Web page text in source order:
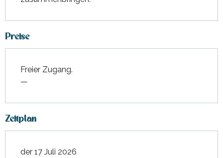
Preise
Freier Zugang.
—
Zeitplan
der 17 Juli 2026